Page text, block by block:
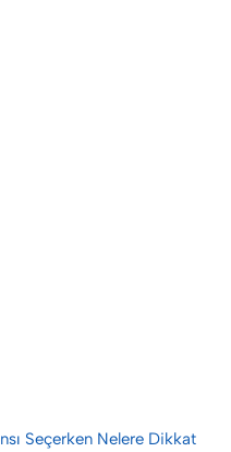
Seçerken Nelere Dikkat